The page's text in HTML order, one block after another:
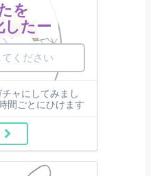
を
したー
ャにしてみまし
間ごとにひけます